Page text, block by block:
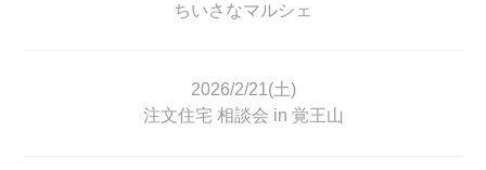
ちいさなマルシェ
2026/2/21(土)
注文住宅 相談会 in 覚王山